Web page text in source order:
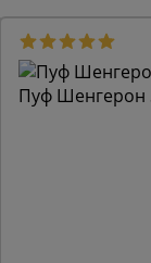
Пуф Шенгерон